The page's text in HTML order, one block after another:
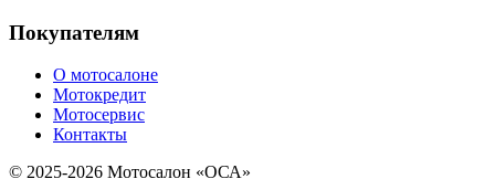
Покупателям
О мотосалоне
Мотокредит
Мотосервис
Контакты
© 2025-2026 Мотосалон «ОСА»